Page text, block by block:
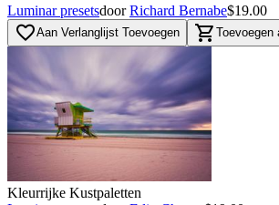
Luminar presetsdoor Richard Bernabe$19.00
favorite_borderAan Verlanglijst Toevoegen shopping_cart Toevoegen
Kleurrijke Kustpaletten